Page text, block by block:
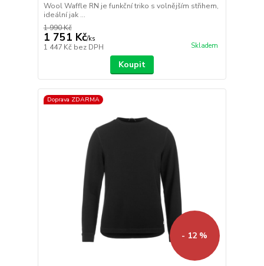
Wool Waffle RN je funkční triko s volnějším střihem,
ideální jak ...
1 990 Kč
1 751 Kč/ks
1 447 Kč bez DPH Skladem
Koupit
Doprava ZDARMA
- 12 %